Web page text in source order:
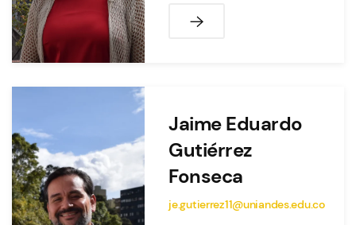
Jaime Eduardo
Gutiérrez
Fonseca
je.gutierrez11@uniandes.edu.co